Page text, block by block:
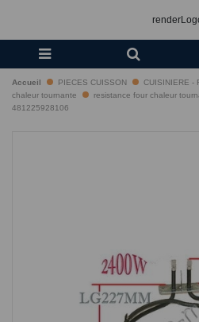
Accueil PIECES CUISSON CUISINIERE -
chaleur tournante
resistance four chaleur
481225928106